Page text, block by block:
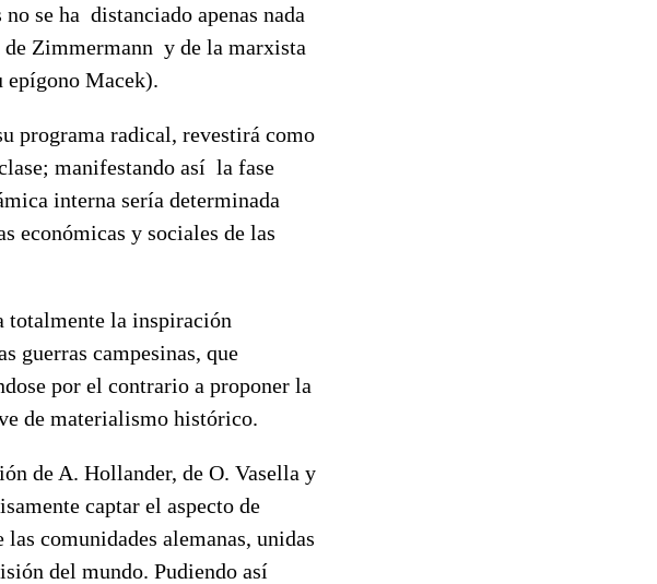
se ha distanciado apenas nada
Zimmermann y de la marxista
epígono Macek).
programa radical, revestirá como
manifestando así la fase
interna sería determinada
económicas y sociales de las
totalmente la inspiración
guerras campesinas, que
por el contrario a proponer la
de materialismo histórico.
de A. Hollander, de O. Vasella y
captar el aspecto de
comunidades alemanas, unidas
del mundo. Pudiendo así